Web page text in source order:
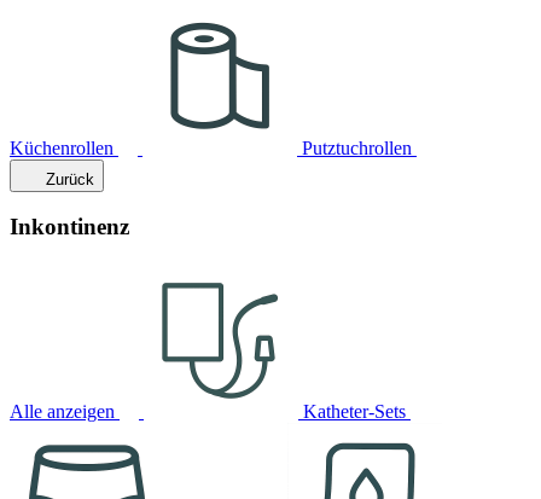
Küchenrollen Putztuchrollen
Zurück
Inkontinenz
Alle anzeigen Katheter-Sets